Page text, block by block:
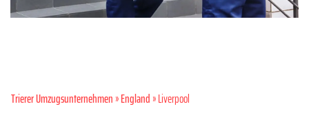
Trierer Umzugsunternehmen»England» Liverpool